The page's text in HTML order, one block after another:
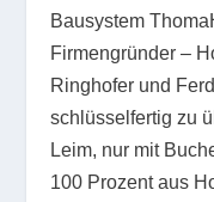
Bausystem
Firmengründer –
Ringhofer und
schlüsselfertig zu
Leim, nur mit
100 Prozent aus